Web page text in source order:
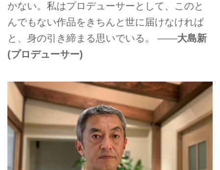
かない。私はプロデューサーとして、このと
んでもない作品をきちんと世に届けなければ
と、身の引き締まる思いでいる。 ――大島新
(プロデューサー)